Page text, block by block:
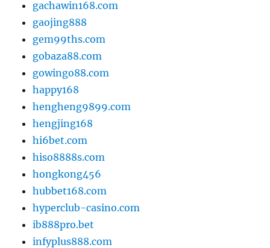
gachawin168.com
gaojing888
gem99ths.com
gobaza88.com
gowingo88.com
happy168
hengheng9899.com
hengjing168
hi6bet.com
hiso8888s.com
hongkong456
hubbet168.com
hyperclub-casino.com
ib888pro.bet
infyplus888.com